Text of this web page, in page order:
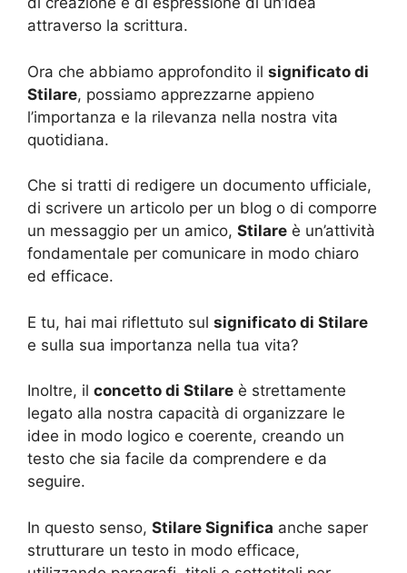
attraverso la scrittura.
Ora che abbiamo approfondito il significato di
Stilare, possiamo apprezzarne appieno
l’importanza e la rilevanza nella nostra vita
quotidiana.
Che si tratti di redigere un documento ufficiale,
di scrivere un articolo per un blog o di comporre
un messaggio per un amico, Stilare è un’attività
fondamentale per comunicare in modo chiaro
ed efficace.
E tu, hai mai riflettuto sul significato di Stilare
e sulla sua importanza nella tua vita?
Inoltre, il concetto di Stilare è strettamente
legato alla nostra capacità di organizzare le
idee in modo logico e coerente, creando un
testo che sia facile da comprendere e da
seguire.
In questo senso, Stilare Significa anche saper
strutturare un testo in modo efficace,